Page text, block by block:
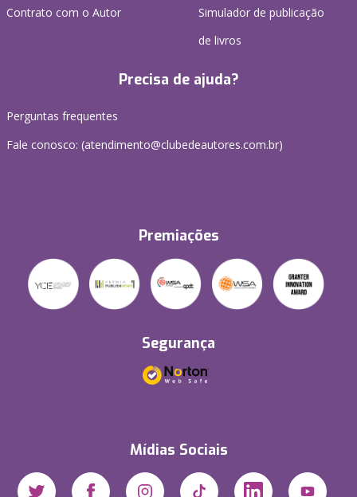
Contrato com o Autor
Simulador de publicação
de livros
Precisa de ajuda?
Perguntas frequentes
Fale conosco: (atendimento@clubedeautores.com.br)
Premiações
Segurança
Mídias Sociais